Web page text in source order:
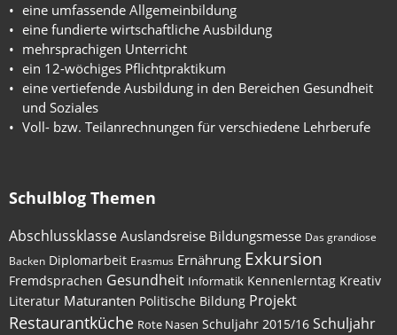
eine umfassende Allgemeinbildung
eine fundierte wirtschaftliche Ausbildung
mehrsprachigen Unterricht
ein 12-wöchiges Pflichtpraktikum
eine vertiefende Ausbildung in den Bereichen Gesundheit
und Soziales
Voll- bzw. Teilanrechnungen für verschiedene Lehrberufe
Schulblog Themen
AbschlussklasseAuslandsreise Bildungsmesse Das grandiose
Backen Diplomarbeit Erasmus Ernährung Exkursion
Fremdsprachen Gesundheit Informatik Kennenlerntag Kreativ
Literatur Maturanten Politische Bildung Projekt
Restaurantküche Rote Nasen Schuljahr 2015/16 Schuljahr